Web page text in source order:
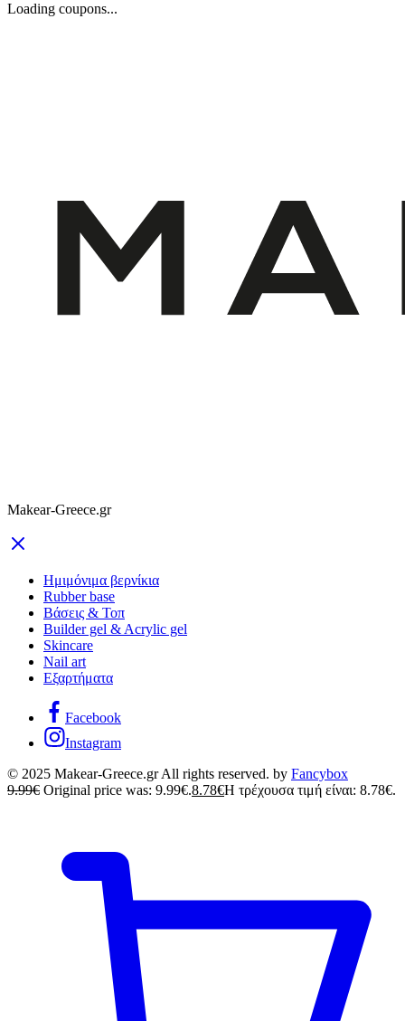
Loading coupons...
Makear-Greece.gr
Ημιμόνιμα βερνίκια
Rubber base
Βάσεις & Τοπ
Builder gel & Acrylic gel
Skincare
Nail art
Εξαρτήματα
Facebook
Instagram
© 2025 Makear-Greece.gr All rights reserved. by Fancybox
9.99€ Original price was: 9.99€.8.78€Η τρέχουσα τιμή είναι: 8.78€.